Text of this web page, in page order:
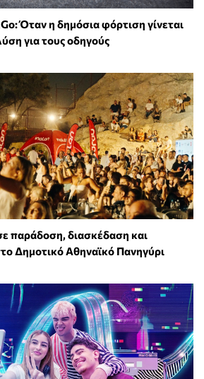
Όταν η δημόσια φόρτιση γίνεται
για τους οδηγούς
παράδοση, διασκέδαση και
Δημοτικό Αθηναϊκό Πανηγύρι